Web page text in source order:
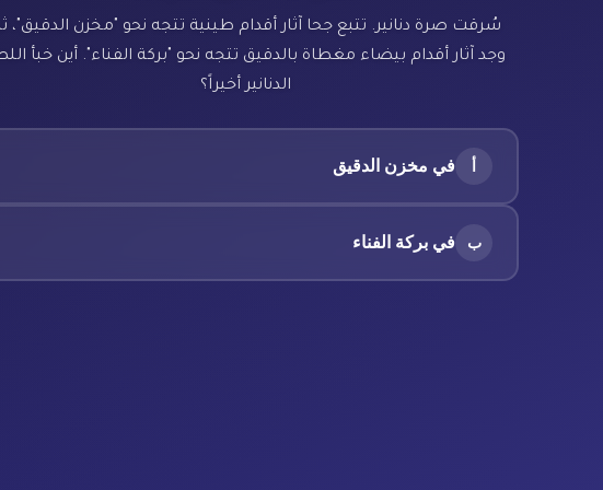
سُرقت صرة دنانير. تتبع جحا آثار أقدام طينية تتجه نحو "مخزن الدقيق"،
وجد آثار أقدام بيضاء مغطاة بالدقيق تتجه نحو "بركة الفناء". أين خبأ
الدنانير أخيراً؟
أ في مخزن الدقيق
ب في بركة الفناء